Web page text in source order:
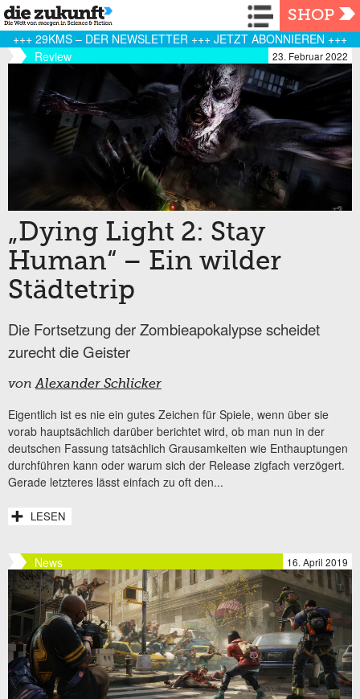
Navigation
SHOP
+++ 29KMS – DER NEWSLETTER +++ JETZT ABONNIEREN +++
Review
23. Februar 2022
„Dying Light 2: Stay
Human“ – Ein wilder
Städtetrip
Die Fortsetzung der Zombieapokalypse scheidet
zurecht die Geister
vonAlexander Schlicker
Eigentlich ist es nie ein gutes Zeichen für Spiele, wenn über sie
vorab hauptsächlich darüber berichtet wird, ob man nun in der
deutschen Fassung tatsächlich Grausamkeiten wie Enthauptungen
durchführen kann oder warum sich der Release zigfach verzögert.
Gerade letzteres lässt einfach zu oft den...
LESEN
News 16. April 2019